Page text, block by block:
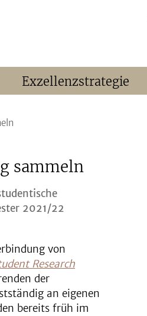
Exzellenzstrategie
sammeln
2021/22
von
Research
der
an eigenen
bereits früh im